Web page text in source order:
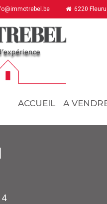
6220
ACCUEIL A